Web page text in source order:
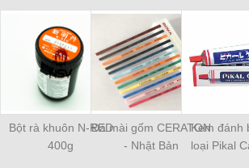
Bột rà khuôn N-RED
400g
Đá mài gốm CERATON
- Nhật Bản
Kem đánh
loại Pikal